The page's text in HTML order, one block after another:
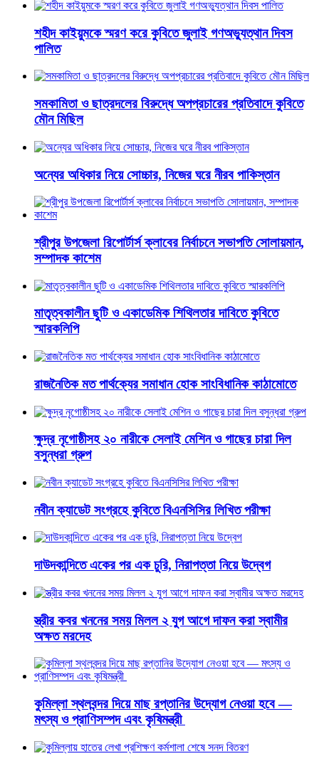
শহীদ কাইয়ুমকে স্মরণ করে কুবিতে জুলাই গণঅভ্যুত্থান দিবস
পালিত
সমকামিতা ও ছাত্রদলের বিরুদ্ধে অপপ্রচারের প্রতিবাদে কুবিতে
মৌন মিছিল
অন্যের অধিকার নিয়ে সোচ্চার, নিজের ঘরে নীরব পাকিস্তান
শ্রীপুর উপজেলা রিপোর্টার্স ক্লাবের নির্বাচনে সভাপতি সোলায়মান,
সম্পাদক কাশেম
মাতৃত্বকালীন ছুটি ও একাডেমিক শিথিলতার দাবিতে কুবিতে
স্মারকলিপি
রাজনৈতিক মত পার্থক্যের সমাধান হোক সাংবিধানিক কাঠামোতে
ক্ষুদ্র নৃগোষ্ঠীসহ ২০ নারীকে সেলাই মেশিন ও গাছের চারা দিল
বসুন্ধরা গ্রুপ
নবীন ক্যাডেট সংগ্রহে কুবিতে বিএনসিসির লিখিত পরীক্ষা
দাউদকান্দিতে একের পর এক চুরি, নিরাপত্তা নিয়ে উদ্বেগ
স্ত্রীর কবর খননের সময় মিলল ২ যুগ আগে দাফন করা স্বামীর
অক্ষত মরদেহ
কুমিল্লা স্থলবন্দর দিয়ে মাছ রপ্তানির উদ্যোগ নেওয়া হবে —
মৎস্য ও প্রাণিসম্পদ এবং কৃষিমন্ত্রী